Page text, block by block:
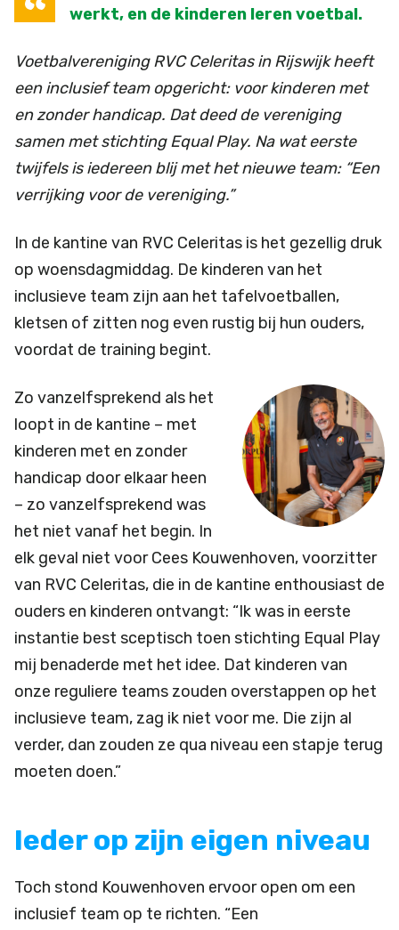
werkt, en de kinderen leren voetbal.
Voetbalvereniging RVC Celeritas in Rijswijk heeft
een inclusief team opgericht: voor kinderen met
en zonder handicap. Dat deed de vereniging
samen met stichting Equal Play. Na wat eerste
twijfels is iedereen blij met het nieuwe team: “Een
verrijking voor de vereniging.”
In de kantine van RVC Celeritas is het gezellig druk
op woensdagmiddag. De kinderen van het
inclusieve team zijn aan het tafelvoetballen,
kletsen of zitten nog even rustig bij hun ouders,
voordat de training begint.
Zo vanzelfsprekend als het
loopt in de kantine – met
kinderen met en zonder
handicap door elkaar heen
– zo vanzelfsprekend was
het niet vanaf het begin. In
elk geval niet voor Cees Kouwenhoven, voorzitter
van RVC Celeritas, die in de kantine enthousiast de
ouders en kinderen ontvangt: “Ik was in eerste
instantie best sceptisch toen stichting Equal Play
mij benaderde met het idee. Dat kinderen van
onze reguliere teams zouden overstappen op het
inclusieve team, zag ik niet voor me. Die zijn al
verder, dan zouden ze qua niveau een stapje terug
moeten doen.”
Ieder op zijn eigen niveau
Toch stond Kouwenhoven ervoor open om een
inclusief team op te richten. “Een